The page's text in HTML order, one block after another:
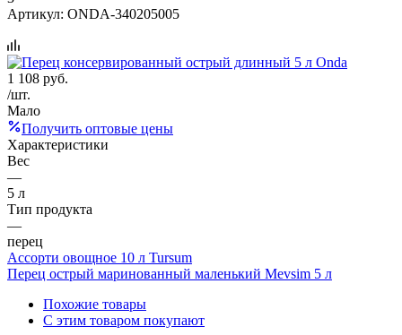
Артикул: ONDA-340205005
1 108 руб.
/шт.
Мало
Получить оптовые цены
Характеристики
Вес
—
5 л
Тип продукта
—
перец
Ассорти овощное 10 л Tursum
Перец острый маринованный маленький Mevsim 5 л
Похожие товары
С этим товаром покупают